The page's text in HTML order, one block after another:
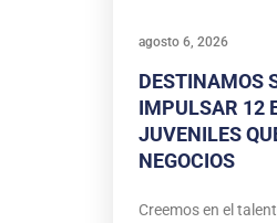
agosto 6, 2026
DESTINAMOS
IMPULSAR 12
JUVENILES
NEGOCIOS
Creemos en el